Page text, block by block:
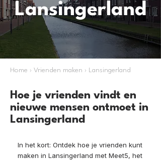
Lansingerland
Home › Vrienden maken › Lansingerland
Hoe je vrienden vindt en
nieuwe mensen ontmoet in
Lansingerland
In het kort: Ontdek hoe je vrienden kunt
maken in Lansingerland met Meet5, het